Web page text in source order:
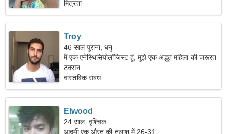
मित्रता
Troy
46 साल पुराना, धनु
मैं एक एनेस्थिसियोलॉजिस्ट हूं, मुझे एक अद्भुत महिला की जरूरत
है।
टक्सन
वास्तविक संबंध
Elwood
24 साल, वृश्चिक
आदमी एक औरत की तलाश में 26-31